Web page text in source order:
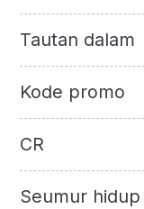
Tautan dalam
Kode promo
CR
Seumur